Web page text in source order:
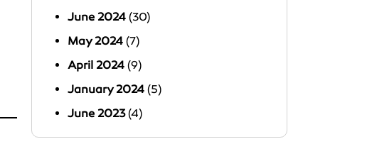
June 2024 (30)
May 2024 (7)
April 2024 (9)
January 2024 (5)
June 2023(4)